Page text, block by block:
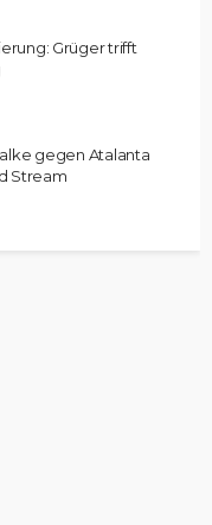
Grüger trifft
gegen Atalanta
Stream